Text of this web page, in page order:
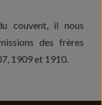
couvent, il nous
des frères
1909 et 1910.